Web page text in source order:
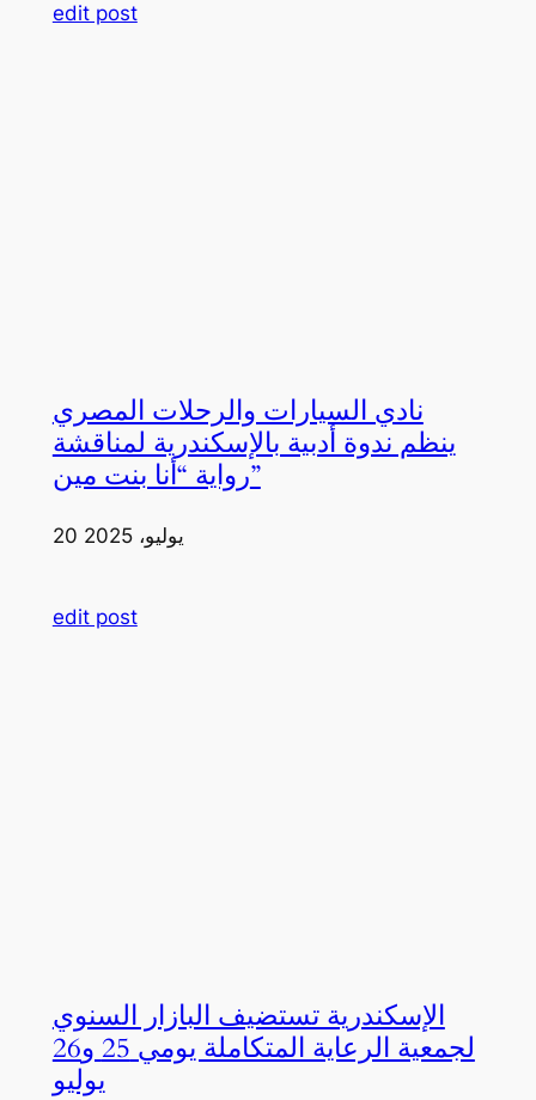
edit post
نادي السيارات والرحلات المصري
ينظم ندوة أدبية بالإسكندرية لمناقشة
رواية “أنا بنت مين”
20 يوليو، 2025
edit post
الإسكندرية تستضيف البازار السنوي
لجمعية الرعاية المتكاملة يومي 25 و26
يوليو